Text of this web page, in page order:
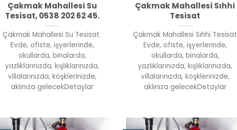
Çakmak Mahallesi Su
Tesisat, 0538 202 62 45.
Çakmak Mahallesi Su Tesisat
Evde, ofiste, işyerlerinde,
okullarda, binalarda,
yazlıklarınızda, kışlıklarınızda,
villalarınızda, köşklerinizde,
aklınıza gelecekDetaylar
Çakmak Mahallesi Sıhhi
Tesisat
Çakmak Mahallesi Sıhhi Tesisat
Evde, ofiste, işyerlerinde,
okullarda, binalarda,
yazlıklarınızda, kışlıklarınızda,
villalarınızda, köşklerinizde,
aklınıza gelecekDetaylar